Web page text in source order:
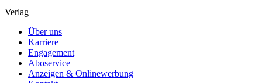
Verlag
Über uns
Karriere
Engagement
Aboservice
Anzeigen & Onlinewerbung